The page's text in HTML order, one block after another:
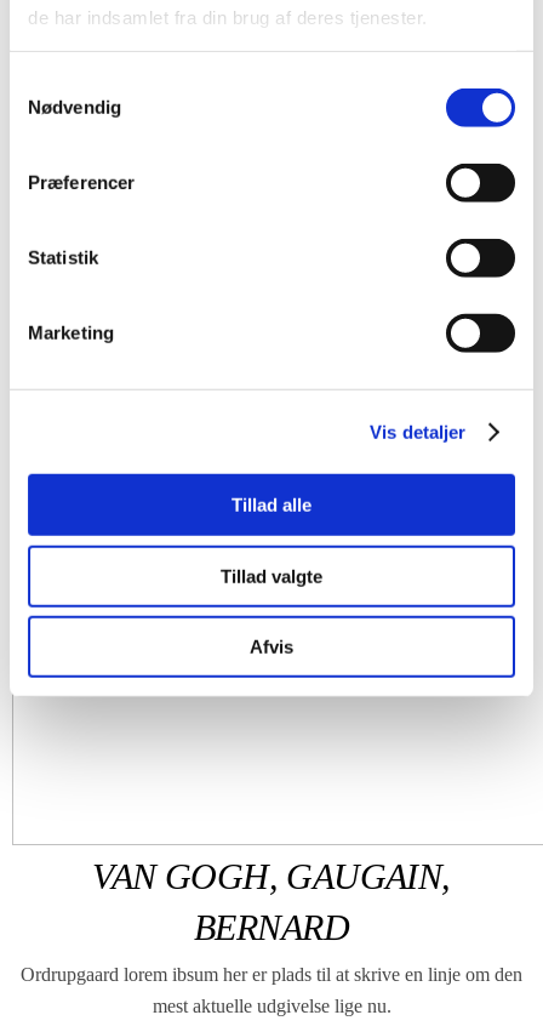
de har indsamlet fra din brug af deres tjenester.
Nødvendig
Præferencer
Statistik
Marketing
Vis detaljer
Tillad alle
Tillad valgte
Afvis
VAN GOGH, GAUGAIN,
BERNARD
Ordrupgaard lorem ibsum her er plads til at skrive en linje om den
mest aktuelle udgivelse lige nu.